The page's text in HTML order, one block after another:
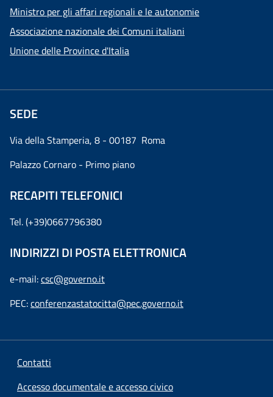
Ministro per gli affari regionali e le autonomie
Associazione nazionale dei Comuni italiani
Unione delle Province d'Italia
SEDE
Via della Stamperia, 8 - 00187 Roma
Palazzo Cornaro - Primo piano
RECAPITI TELEFONICI
Tel. (+39)0667796380
INDIRIZZI DI POSTA ELETTRONICA
e-mail:csc@governo.it
PEC:conferenzastatocitta@pec.governo.it
Contatti
Accesso documentale e accesso civico